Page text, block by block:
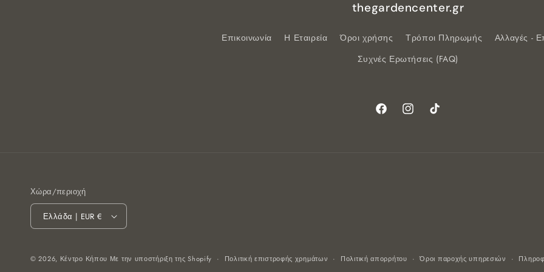
thegardencenter.gr
Επικοινωνία Η Εταιρεία Όροι χρήσης Τρόποι Πληρωμής
Αλλαγές -
Συχνές Ερωτήσεις (FAQ)
FacebookInstagramTikTok
Χώρα/περιοχή
Ελλάδα | EUR €
© 2026, Κέντρο Κήπου Με την υποστήριξη της Shopify Πολιτική επιστροφής χρημάτων Πολιτική απορρήτου Όροι παροχής υπηρεσιών